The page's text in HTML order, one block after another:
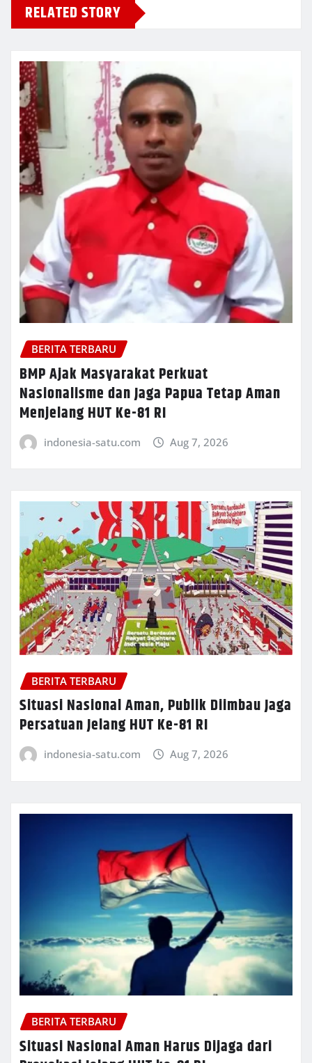
RELATED STORY
BERITA TERBARU
BMP Ajak Masyarakat Perkuat
Nasionalisme dan Jaga Papua Tetap Aman
Menjelang HUT Ke-81 RI
indonesia-satu.com Aug 7, 2026
BERITA TERBARU
Situasi Nasional Aman, Publik Diimbau Jaga
Persatuan Jelang HUT Ke-81 RI
indonesia-satu.com Aug 7, 2026
BERITA TERBARU
Situasi Nasional Aman Harus Dijaga dari